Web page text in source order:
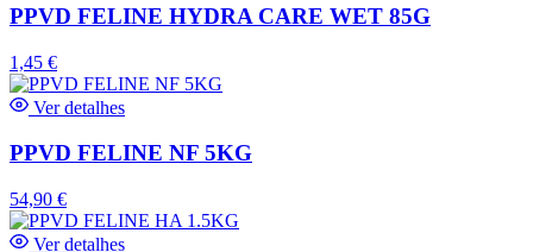
PPVD FELINE HYDRA CARE WET 85G
1,45 €
Ver detalhes
PPVD FELINE NF 5KG
54,90 €
Ver detalhes